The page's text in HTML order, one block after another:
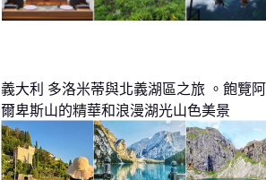
義大利 多洛米蒂與北義湖區之旅 。飽覽阿
爾卑斯山的精華和浪漫湖光山色美景